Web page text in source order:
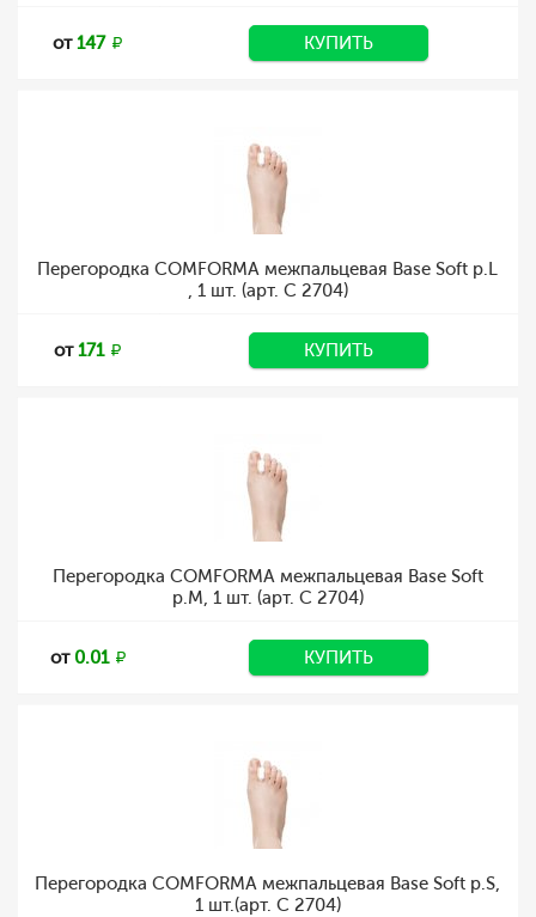
от147 КУПИТЬ
Перегородка COMFORMA межпальцевая Base Soft р.L
, 1 шт. (арт. C 2704)
от171 КУПИТЬ
Перегородка COMFORMA межпальцевая Base Soft
р.M, 1 шт. (арт. C 2704)
от 0.01 КУПИТЬ
Перегородка COMFORMA межпальцевая Base Soft р.S,
1 шт.(арт. C 2704)